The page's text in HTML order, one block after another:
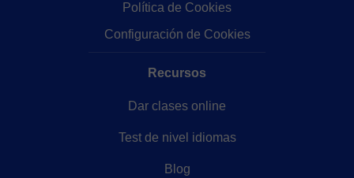
Política de Cookies
Configuración de Cookies
Recursos
Dar clases online
Test de nivel idiomas
Blog